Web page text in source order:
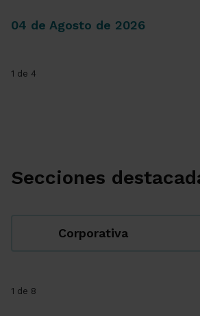
04 de Agosto de 2026
1 de 4
Secciones
Corporativa
1 de 8